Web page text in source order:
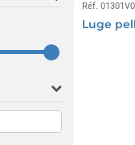
Réf.
Luge